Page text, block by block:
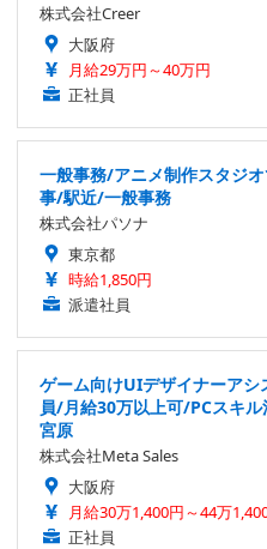
株式会社Creer
大阪府
月給29万円～40万円
正社員
一般事務/アニメ制作スタジ
事/駅近/一般事務
株式会社パソナ
東京都
時給1,850円
派遣社員
ゲーム向けUIデザイナーア
員/月給30万以上可/PCスキ
宮原
株式会社Meta Sales
大阪府
月給30万1,400円～44万
正社員